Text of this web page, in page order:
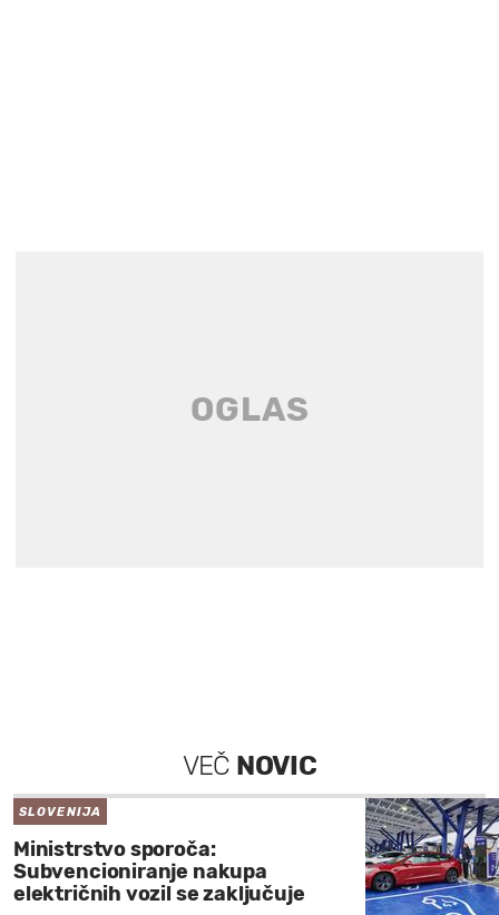
VEČ NOVIC
SLOVENIJA
Ministrstvo sporoča:
Subvencioniranje nakupa
električnih vozil se zaključuje